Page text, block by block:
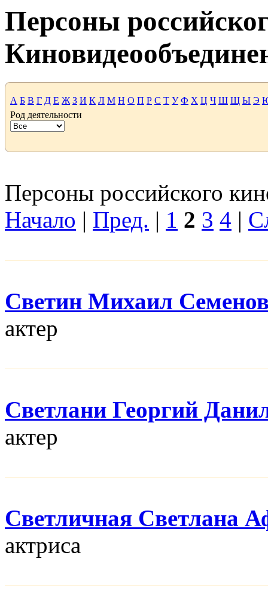
Персоны
А Б В Г Д Е Ж З И К Л М Н О П Р С Т У Ф Х Ц Ч Ш Щ Ы Э
Род деятельности
Персоны российского
Начало | Пред. | 1 2 3 4 |
Светин Михаил
актер
Светлани Георгий
актер
Светличная Светлана
актриса